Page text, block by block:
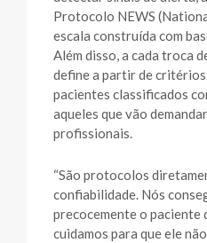
Protocolo NEWS
escala construída com
Além disso, a cada troca
define a partir de
pacientes classificados
aqueles que vão
profissionais.
“São protocolos
confiabilidade. Nós
precocemente o paciente
cuidamos para que ele